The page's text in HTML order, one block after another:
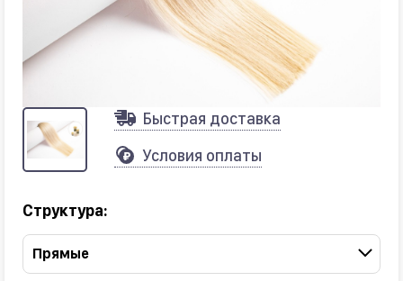
Быстрая доставка
Условия оплаты
Структура:
Прямые